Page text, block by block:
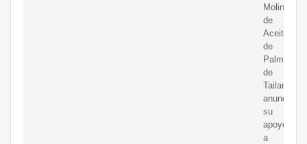
Molinos
de
Aceite
de
Palma
de
Tailandia
anuncia
su
apoyo
a